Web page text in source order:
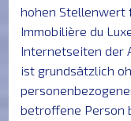
PARTNER
KONTAKT
hohen Stellenwert
Immobilière du
Internetseiten der
ist grundsätzlich
betroffene Person